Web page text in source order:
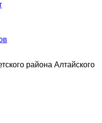
района Алтайского